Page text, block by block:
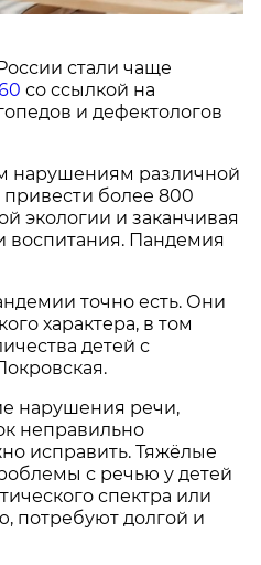
стали чаще
со ссылкой на
и дефектологов
нарушениям различной
более 800
экологии и заканчивая
Пандемия
точно есть. Они
характера, в том
детей с
нарушения речи,
неправильно
исправить. Тяжёлые
с речью у детей
спектра или
потребуют долгой и